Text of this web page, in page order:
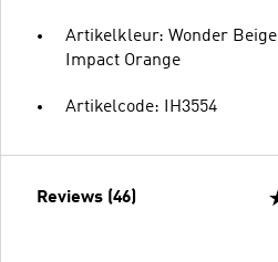
Artikelkleur: Wonder
Impact Orange
Artikelcode: IH3554
Reviews (46)